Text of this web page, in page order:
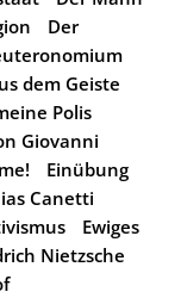
Der
dem Geiste
Polis
Giovanni
Einübung
Canetti
Ewiges
Nietzsche